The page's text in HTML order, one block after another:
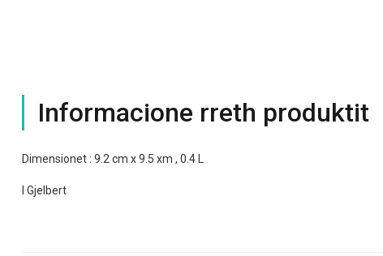
Informacione rreth produktit
Dimensionet : 9.2 cm x 9.5 xm , 0.4 L
I Gjelbert